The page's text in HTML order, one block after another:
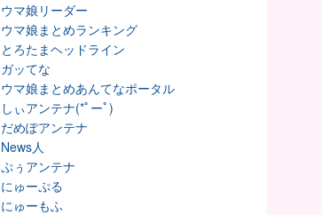
ウマ娘リーダー
ウマ娘まとめランキング
とろたまヘッドライン
ガッてな
ウマ娘まとめあんてなポータル
しぃアンテナ(*ﾟーﾟ)
だめぽアンテナ
News人
ぷぅアンテナ
にゅーぷる
にゅーもふ